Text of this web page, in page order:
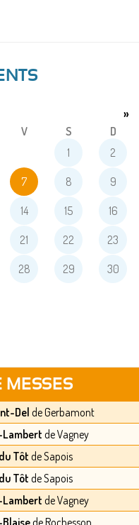
»
V S
D
1
2
7 8 9
14 15 16
21 22 23
28 29 30
MESSES
Del de Gerbamont
Lambert de Vagney
Tôtde Sapois
Tôtde Sapois
Lambert de Vagney
de Rochesson